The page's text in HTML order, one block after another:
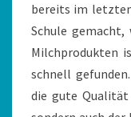
bereits im
Schule
Milchprodukten
schnell
die gute